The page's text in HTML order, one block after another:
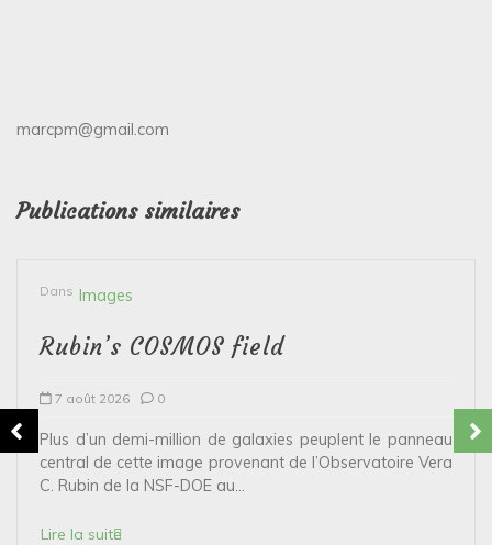
marcpm@gmail.com
Publications similaires
Dans Images
Rubin’s COSMOS field
7 août 2026 0
Plus d’un demi-million de galaxies peuplent le panneau
central de cette image provenant de l’Observatoire Vera
C. Rubin de la NSF-DOE au...
Lire la suite